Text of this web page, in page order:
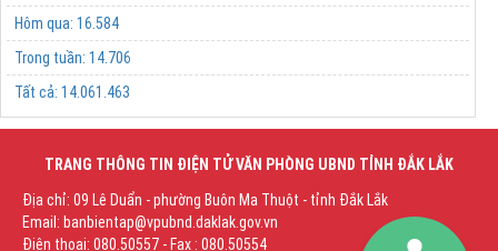
Hôm qua: 16.584
Trong tuần: 14.706
Tất cả: 14.061.463
TRANG THÔNG TIN ĐIỆN TỬ VĂN PHÒNG UBND TỈNH ĐẮK LẮK
Địa chỉ: 09 Lê Duẩn - phường Buôn Ma Thuột - tỉnh Đắk Lắk
Email: banbientap@vpubnd.daklak.gov.vn
Điện thoại: 080.50557 - Fax : 080.50554